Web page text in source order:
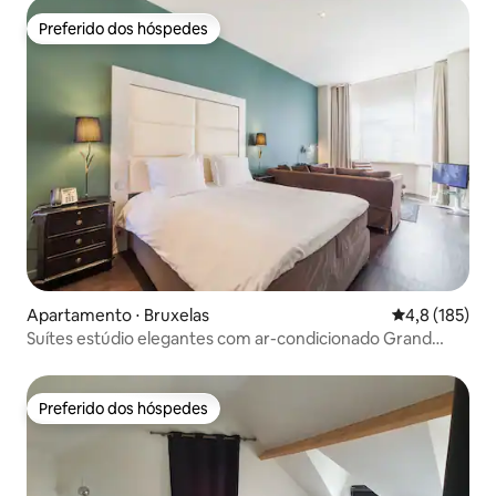
Preferido dos hóspedes
Preferido dos hóspedes
Apartamento ⋅ Bruxelas 4,8 de uma
4,8 (185)
Suítes estúdio elegantes com ar-condicionado Grand
Preferido dos hóspedes
Preferido dos hóspedes